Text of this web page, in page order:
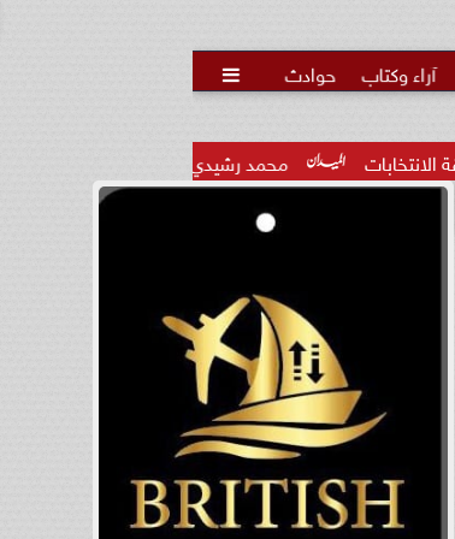
آراء وكتاب حوادث 
محمد رشيدي: لقاء الرئيس السيسي وملك البحرين